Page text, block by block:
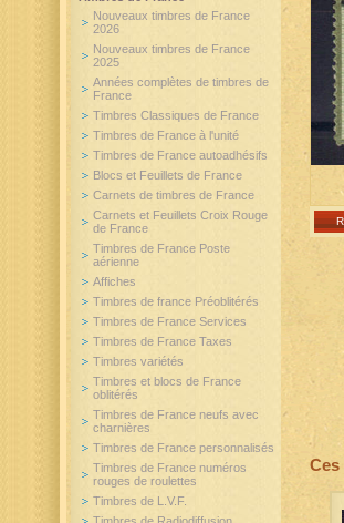
Ces
Nouveaux timbres de France
2026
Nouveaux timbres de France
2025
Années complètes de timbres de
France
Timbres Classiques de France
Timbres de France à l'unité
Timbres de France autoadhésifs
Blocs et Feuillets de France
Carnets de timbres de France
Carnets et Feuillets Croix Rouge
de France
Timbres de France Poste
aérienne
Affiches
Timbres de france Préoblitérés
Timbres de France Services
Timbres de France Taxes
Timbres variétés
Timbres et blocs de France
oblitérés
Timbres de France neufs avec
charnières
Timbres de France personnalisés
Timbres de France numéros
rouges de roulettes
Timbres de L.V.F.